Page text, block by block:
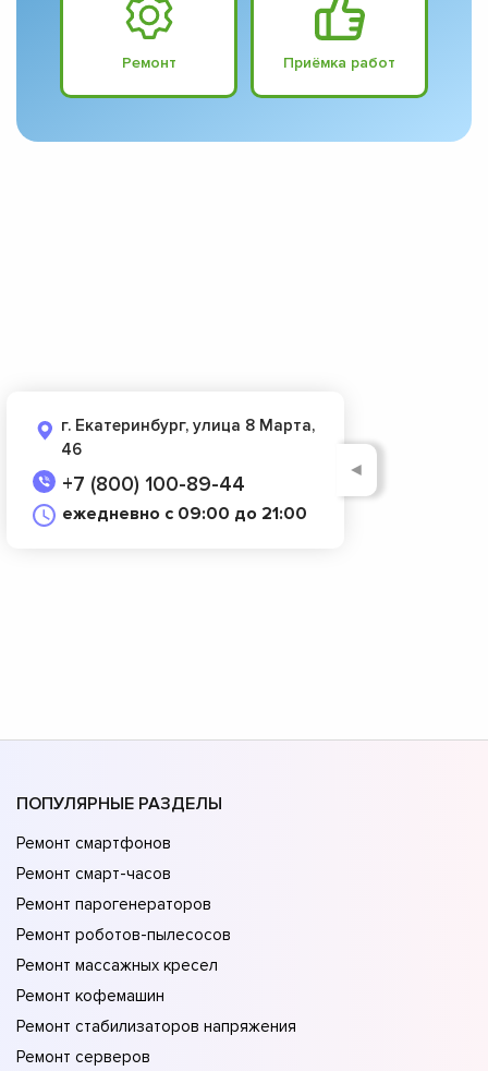
Ремонт Приёмка работ
г. Екатеринбург, улица 8 Марта,
46
+7 (800) 100-89-44
ежедневно с 09:00 до 21:00
◄
ПОПУЛЯРНЫЕ РАЗДЕЛЫ
Ремонт смартфонов
Ремонт смарт-часов
Ремонт парогенераторов
Ремонт роботов-пылесосов
Ремонт массажных кресел
Ремонт кофемашин
Ремонт стабилизаторов напряжения
Ремонт серверов